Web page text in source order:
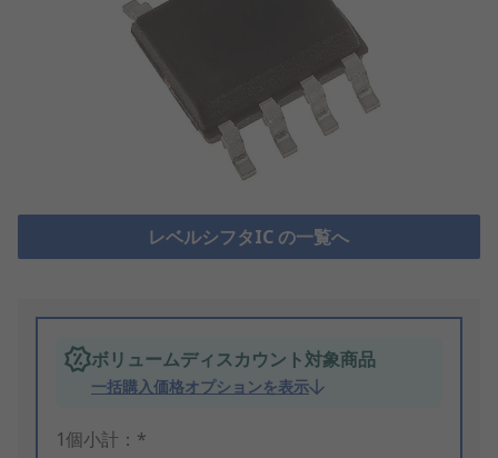
レベルシフタIC の一覧へ
ボリュームディスカウント対象商品
一括購入価格オプションを表示
1個小計：*